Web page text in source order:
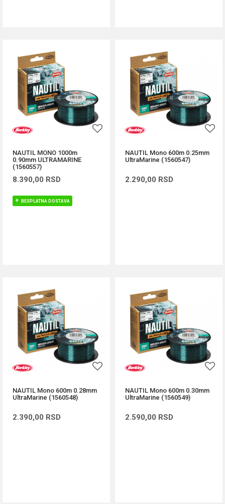
NAUTIL MONO 1000m
0.90mm ULTRAMARINE
(1560557)
8.390,00 RSD
BESPLATNA DOSTAVA
NAUTIL Mono 600m 0.25mm
UltraMarine (1560547)
2.290,00 RSD
NAUTIL Mono 600m 0.28mm
UltraMarine (1560548)
2.390,00 RSD
NAUTIL Mono 600m 0.30mm
UltraMarine (1560549)
2.590,00 RSD